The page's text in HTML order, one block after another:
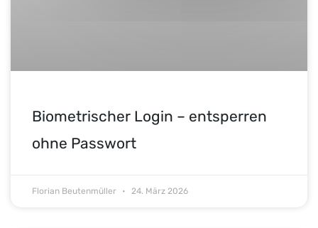
Biometrischer Login – entsperren
ohne Passwort
Florian Beutenmüller 24. März 2026